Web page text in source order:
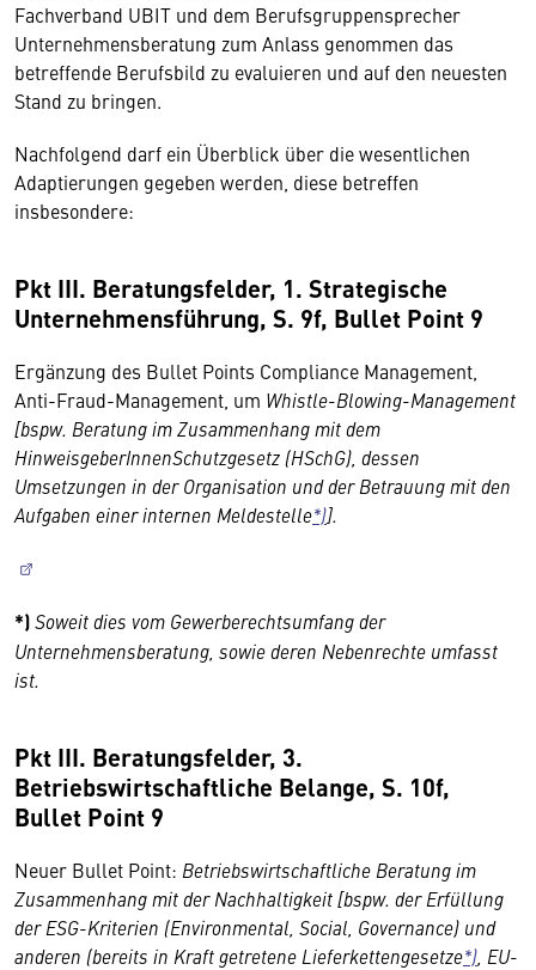
Fachverband UBIT und dem Berufsgruppensprecher
Unternehmensberatung zum Anlass genommen das
betreffende Berufsbild zu evaluieren und auf den neuesten
Stand zu bringen.
Nachfolgend darf ein Überblick über die wesentlichen
Adaptierungen gegeben werden, diese betreffen
insbesondere:
Pkt III. Beratungsfelder, 1. Strategische
Unternehmensführung, S. 9f, Bullet Point 9
Ergänzung des Bullet Points Compliance Management,
Anti-Fraud-Management, um Whistle-Blowing-Management
[bspw. Beratung im Zusammenhang mit dem
HinweisgeberInnenSchutzgesetz (HSchG), dessen
Umsetzungen in der Organisation und der Betrauung mit den
Aufgaben einer internen Meldestelle*)].
*)Soweit dies vom Gewerberechtsumfang der
Unternehmensberatung, sowie deren Nebenrechte umfasst
ist.
Pkt III. Beratungsfelder, 3.
Betriebswirtschaftliche Belange, S. 10f,
Bullet Point 9
Neuer Bullet Point: Betriebswirtschaftliche Beratung im
Zusammenhang mit der Nachhaltigkeit [bspw. der Erfüllung
der ESG-Kriterien (Environmental, Social, Governance) und
anderen (bereits in Kraft getretene Lieferkettengesetze*) , EU-